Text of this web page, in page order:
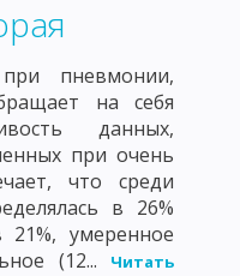
пневмонии,
на себя
данных,
при очень
что среди
в 26%
умеренное
(12...
Читать